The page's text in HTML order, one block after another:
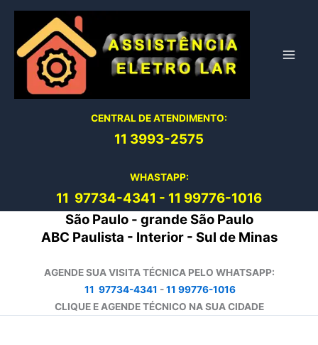
conteúdo
CENTRAL DE ATENDIMENTO:
11 3993-2575
WHASTAPP:
11 97734-4341 - 11 99776-1016
São Paulo - grande São Paulo
ABC Paulista - Interior - Sul de Minas
AGENDE SUA VISITA TÉCNICA PELO WHATSAPP:
11 97734-4341 -11 99776-1016
CLIQUE E AGENDE TÉCNICO NA SUA CIDADE